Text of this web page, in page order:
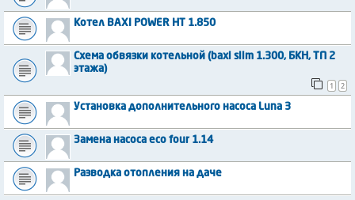
Котел BAXI POWER HT 1.850
Схема обвязки котельной (baxi slim 1.300, БКН, ТП 2
этажа)
1
2
Установка дополнительного насоса Luna 3
Замена насоса eco four 1.14
Разводка отопления на даче